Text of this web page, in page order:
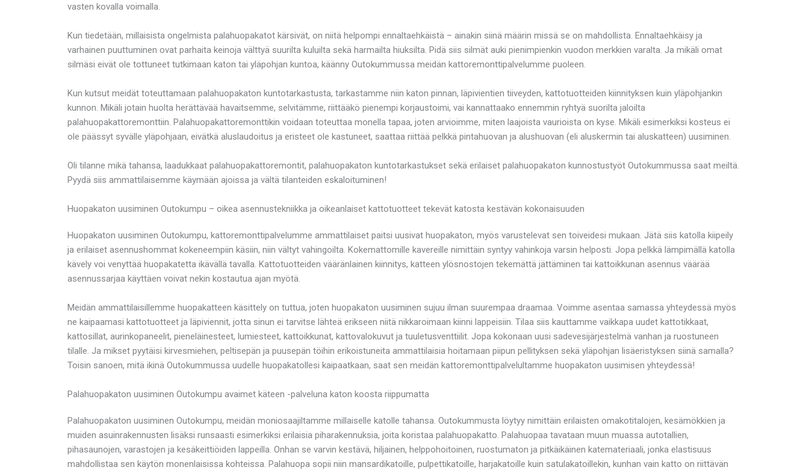
vasten kovalla voimalla.
Kun tiedetään, millaisista ongelmista palahuopakatot kärsivät, on niitä helpompi ennaltaehkäistä – ainakin siinä määrin missä se on mahdollista. Ennaltaehkäisy ja
varhainen puuttuminen ovat parhaita keinoja välttyä suurilta kuluilta sekä harmailta hiuksilta. Pidä siis silmät auki pienimpienkin vuodon merkkien varalta. Ja mikäli omat
silmäsi eivät ole tottuneet tutkimaan katon tai yläpohjan kuntoa, käänny Outokummussa meidän kattoremonttipalvelumme puoleen.
Kun kutsut meidät toteuttamaan palahuopakaton kuntotarkastusta, tarkastamme niin katon pinnan, läpivientien tiiveyden, kattotuotteiden kiinnityksen kuin yläpohjankin
kunnon. Mikäli jotain huolta herättävää havaitsemme, selvitämme, riittääkö pienempi korjaustoimi, vai kannattaako ennemmin ryhtyä suorilta jaloilta
palahuopakattoremonttiin. Palahuopakattoremonttikin voidaan toteuttaa monella tapaa, joten arvioimme, miten laajoista vaurioista on kyse. Mikäli esimerkiksi kosteus ei
ole päässyt syvälle yläpohjaan, eivätkä aluslaudoitus ja eristeet ole kastuneet, saattaa riittää pelkkä pintahuovan ja alushuovan (eli aluskermin tai aluskatteen) uusiminen.
Oli tilanne mikä tahansa, laadukkaat palahuopakattoremontit, palahuopakaton kuntotarkastukset sekä erilaiset palahuopakaton kunnostustyöt Outokummussa saat meiltä.
Pyydä siis ammattilaisemme käymään ajoissa ja vältä tilanteiden eskaloituminen!
Huopakaton uusiminen Outokumpu – oikea asennustekniikka ja oikeanlaiset kattotuotteet tekevät katosta kestävän kokonaisuuden
Huopakaton uusiminen Outokumpu, kattoremonttipalvelumme ammattilaiset paitsi uusivat huopakaton, myös varustelevat sen toiveidesi mukaan. Jätä siis katolla kiipeily
ja erilaiset asennushommat kokeneempiin käsiin, niin vältyt vahingoilta. Kokemattomille kavereille nimittäin syntyy vahinkoja varsin helposti. Jopa pelkkä lämpimällä katolla
kävely voi venyttää huopakatetta ikävällä tavalla. Kattotuotteiden vääränlainen kiinnitys, katteen ylösnostojen tekemättä jättäminen tai kattoikkunan asennus väärää
asennussarjaa käyttäen voivat nekin kostautua ajan myötä.
Meidän ammattilaisillemme huopakatteen käsittely on tuttua, joten huopakaton uusiminen sujuu ilman suurempaa draamaa. Voimme asentaa samassa yhteydessä myös
ne kaipaamasi kattotuotteet ja läpiviennit, jotta sinun ei tarvitse lähteä erikseen niitä nikkaroimaan kiinni lappeisiin. Tilaa siis kauttamme vaikkapa uudet kattotikkaat,
kattosillat, aurinkopaneelit, pieneläinesteet, lumiesteet, kattoikkunat, kattovalokuvut ja tuuletusventtiilit. Jopa kokonaan uusi sadevesijärjestelmä vanhan ja ruostuneen
tilalle. Ja mikset pyytäisi kirvesmiehen, peltisepän ja puusepän töihin erikoistuneita ammattilaisia hoitamaan piipun pellityksen sekä yläpohjan lisäeristyksen siinä samalla?
Toisin sanoen, mitä ikinä Outokummussa uudelle huopakatollesi kaipaatkaan, saat sen meidän kattoremonttipalvelultamme huopakaton uusimisen yhteydessä!
Palahuopakaton uusiminen Outokumpu avaimet käteen -palveluna katon koosta riippumatta
Palahuopakaton uusiminen Outokumpu, meidän moniosaajiltamme millaiselle katolle tahansa. Outokummusta löytyy nimittäin erilaisten omakotitalojen, kesämökkien ja
muiden asuinrakennusten lisäksi runsaasti esimerkiksi erilaisia piharakennuksia, joita koristaa palahuopakatto. Palahuopaa tavataan muun muassa autotallien,
pihasaunojen, varastojen ja kesäkeittiöiden lappeilla. Onhan se varvin kestävä, hiljainen, helppohoitoinen, ruostumaton ja pitkäikäinen katemateriaali, jonka elastisuus
mahdollistaa sen käytön monenlaisissa kohteissa. Palahuopa sopii niin mansardikatoille, pulpettikatoille, harjakatoille kuin satulakatoillekin, kunhan vain katto on riittävän